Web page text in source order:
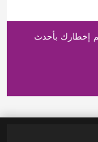
إخطارك بأحدث